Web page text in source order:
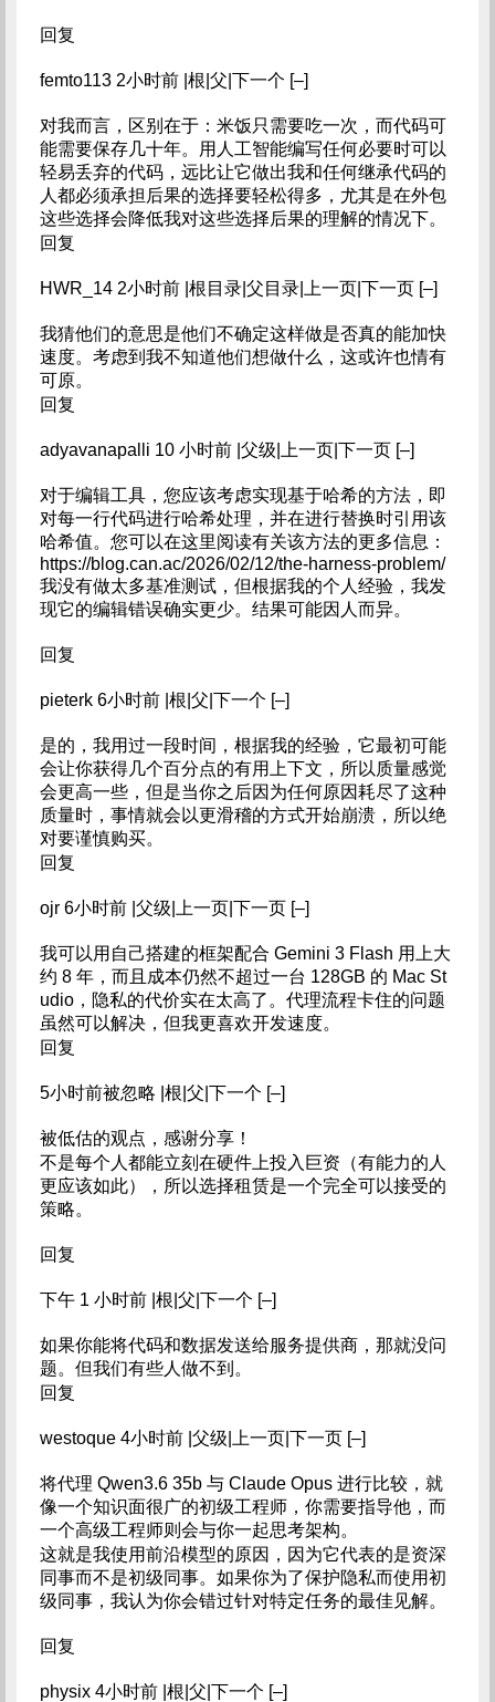
回复
femto113 2小时前 |根|父|下一个 [–]
对我而言，区别在于：米饭只需要吃一次，而代码可
能需要保存几十年。用人工智能编写任何必要时可以
轻易丢弃的代码，远比让它做出我和任何继承代码的
人都必须承担后果的选择要轻松得多，尤其是在外包
这些选择会降低我对这些选择后果的理解的情况下。
回复
HWR_14 2小时前 |根目录|父目录|上一页|下一页 [–]
我猜他们的意思是他们不确定这样做是否真的能加快
速度。考虑到我不知道他们想做什么，这或许也情有
可原。
回复
adyavanapalli 10 小时前 |父级|上一页|下一页 [–]
对于编辑工具，您应该考虑实现基于哈希的方法，即
对每一行代码进行哈希处理，并在进行替换时引用该
哈希值。您可以在这里阅读有关该方法的更多信息：
https://blog.can.ac/2026/02/12/the-harness-problem/
我没有做太多基准测试，但根据我的个人经验，我发
现它的编辑错误确实更少。结果可能因人而异。
回复
pieterk 6小时前 |根|父|下一个 [–]
是的，我用过一段时间，根据我的经验，它最初可能
会让你获得几个百分点的有用上下文，所以质量感觉
会更高一些，但是当你之后因为任何原因耗尽了这种
质量时，事情就会以更滑稽的方式开始崩溃，所以绝
对要谨慎购买。
回复
ojr 6小时前 |父级|上一页|下一页 [–]
我可以用自己搭建的框架配合 Gemini 3 Flash 用上大
约 8 年，而且成本仍然不超过一台 128GB 的​​ Mac St
udio，隐私的代价实在太高了。代理流程卡住的问题
虽然可以解决，但我更喜欢开发速度。
回复
5小时前被忽略 |根|父|下一个 [–]
被低估的观点，感谢分享！
不是每个人都能立刻在硬件上投入巨资（有能力的人
更应该如此），所以选择租赁是一个完全可以接受的
策略。
回复
下午 1 小时前 |根|父|下一个 [–]
如果你能将代码和数据发送给服务提供商，那就没问
题。但我们有些人做不到。
回复
westoque 4小时前 |父级|上一页|下一页 [–]
将代理 Qwen3.6 35b 与 Claude Opus 进行比较，就
像一个知识面很广的初级工程师，你需要指导他，而
一个高级工程师则会与你一起思考架构。
这就是我使用前沿模型的原因，因为它代表的是资深
同事而不是初级同事。如果你为了保护隐私而使用初
级同事，我认为你会错过针对特定任务的最佳见解。
回复
physix 4小时前 |根|父|下一个 [–]